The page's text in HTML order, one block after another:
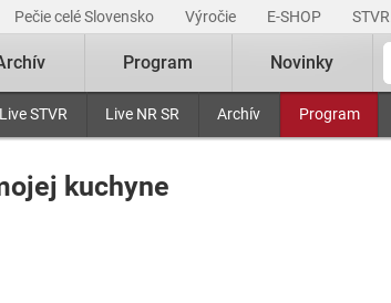
Pečie celé Slovensko Výročie E-SHOP
Live STVR Live NR SR Archív Program
Program Novinky
kuchyne